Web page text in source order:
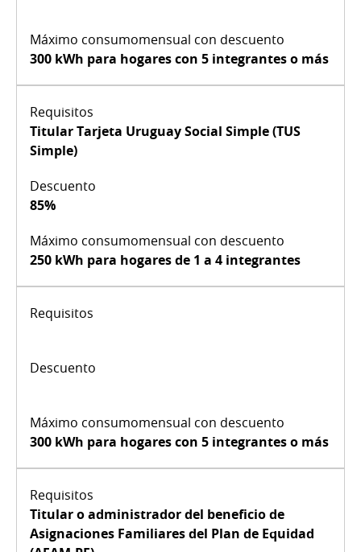
300 kWh para hogares con 5 integrantes o más
Titular Tarjeta Uruguay Social Simple (TUS
Simple)
85%
250 kWh para hogares de 1 a 4 integrantes
300 kWh para hogares con 5 integrantes o más
Titular o administrador del beneficio de
Asignaciones Familiares del Plan de Equidad